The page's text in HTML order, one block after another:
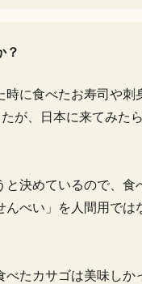
？
に食べたお寿司や
が、日本に来てみた
決めているので、食
べい」を人間用では
たカサゴは美味し